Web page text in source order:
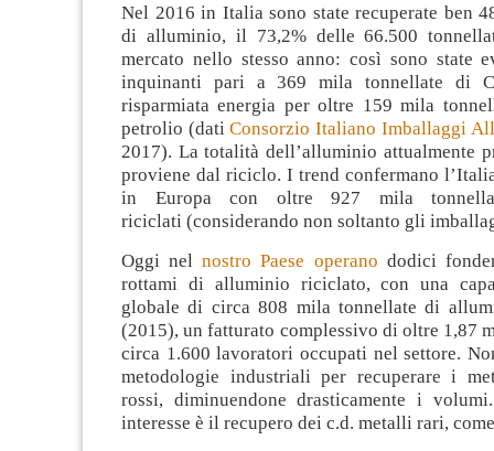
Nel 2016 in Italia sono state recuperate ben
di alluminio, il 73,2% delle 66.500
mercato nello stesso anno: così sono state
inquinanti pari a 369 mila tonnellate di
risparmiata energia per oltre 159 mila
petrolio (datiConsorzio Italiano Imballaggi
2017). La totalità dell’alluminio attualmente
proviene dal riciclo. I trend confermano
in Europa con oltre 927 mila
riciclati (considerando non soltanto gli
Oggi nelnostro Paese operano dodici
rottami di alluminio riciclato, con una
globale di circa 808 mila tonnellate di
(2015), un fatturato complessivo di oltre 1,87
circa 1.600 lavoratori occupati nel settore.
metodologie industriali per recuperare i
rossi, diminuendone drasticamente i
interesse è il recupero dei c.d. metalli rari,